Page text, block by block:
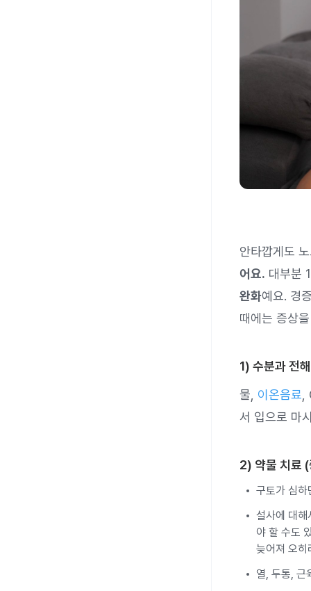
안타깝게도
어요. 대부분
완화예요. 경
때에는 증상
1) 수분과 전
물, 이온음료
서 입으로 마
2) 약물 치료
구토가 심
설사에 대
야 할 수도
늦어져 오히
열, 두통, 근